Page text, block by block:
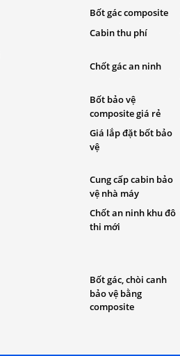
Bốt gác composite
Cabin thu phí
Chốt gác an ninh
Bốt bảo vệ
composite giá rẻ
Giá lắp đặt bốt bảo
vệ
Cung cấp cabin bảo
vệ nhà máy
Chốt an ninh khu đô
thi mới
Bốt gác, chòi canh
bảo vệ bằng
composite